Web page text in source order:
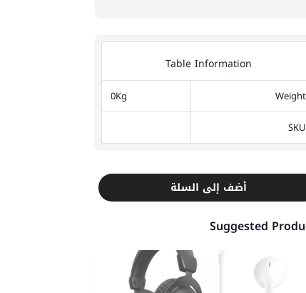
Table Information
Weight
0Kg
SKU
أضف إلى السلة
Suggested